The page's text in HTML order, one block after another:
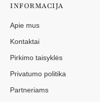
INFORMACIJA
Apie mus
Kontaktai
Pirkimo taisyklės
Privatumo politika
Partneriams